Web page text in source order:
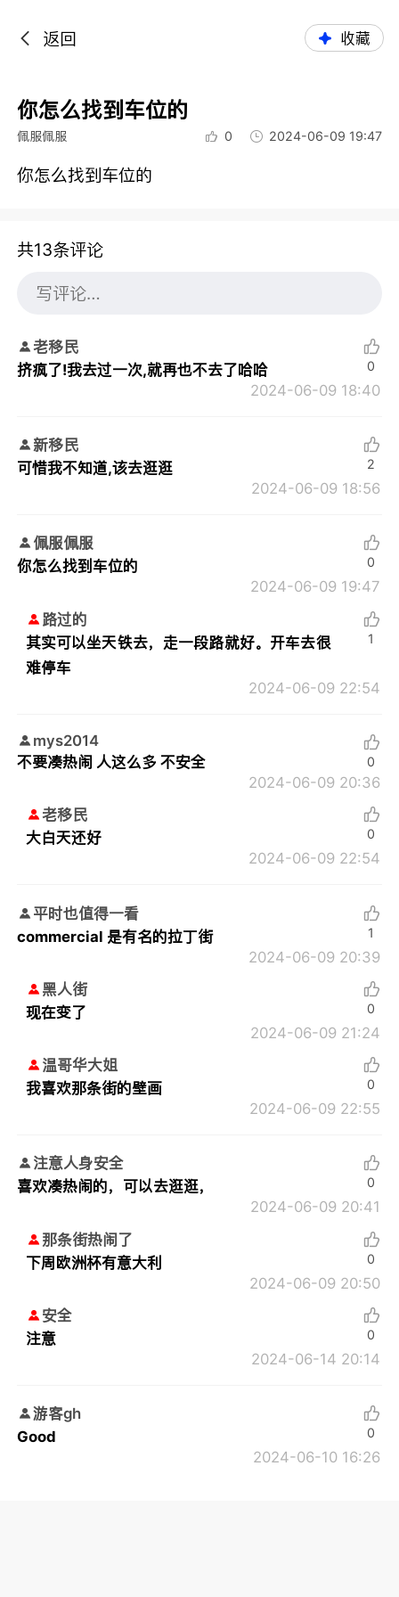
返回 收藏
你怎么找到车位的
佩服佩服 0 2024-06-09 19:47
你怎么找到车位的
共13条评论
老移民
挤疯了!我去过一次,就再也不去了哈哈
2024-06-09 18:40
0
新移民
可惜我不知道,该去逛逛
2024-06-09 18:56
2
佩服佩服
你怎么找到车位的
2024-06-09 19:47
0
路过的
其实可以坐天铁去，走一段路就好。开车去很
难停车
2024-06-09 22:54
1
mys2014
不要凑热闹 人这么多 不安全
2024-06-09 20:36
0
老移民
大白天还好
2024-06-09 22:54
0
平时也值得一看
commercial 是有名的拉丁街
2024-06-09 20:39
1
黑人街
现在变了
2024-06-09 21:24
0
温哥华大姐
我喜欢那条街的壁画
2024-06-09 22:55
0
注意人身安全
喜欢凑热闹的，可以去逛逛，
2024-06-09 20:41
0
那条街热闹了
下周欧洲杯有意大利
2024-06-09 20:50
0
安全
注意
2024-06-14 20:14
0
游客gh
Good
2024-06-10 16:26
0